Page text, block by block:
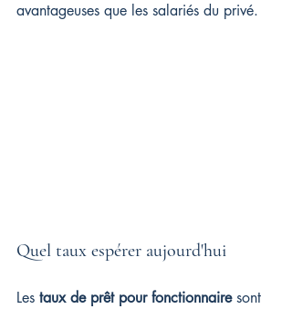
avantageuses que les salariés du privé.
Quel taux espérer aujourd'hui
Les taux de prêt pour fonctionnaire sont